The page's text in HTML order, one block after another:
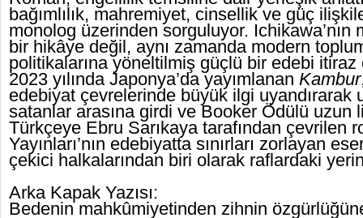
bağımlılık, mahremiyet, cinsellik ve güç
monolog üzerinden sorguluyor. Ichikawa’nın
bir hikâye değil, aynı zamanda modern
politikalarına yöneltilmiş güçlü bir edebi itiraz
2023 yılında Japonya’da yayımlanan Kambur
edebiyat çevrelerinde büyük ilgi uyandırarak
satanlar arasına girdi ve Booker Ödülü uzun
Türkçeye Ebru Sarıkaya tarafından çevrilen
Yayınları’nın edebiyatta sınırları zorlayan
çekici halkalarından biri olarak raflardaki
Arka Kapak Yazısı:
Bedenin mahkûmiyetinden zihnin